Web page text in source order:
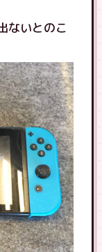
ないとのこ